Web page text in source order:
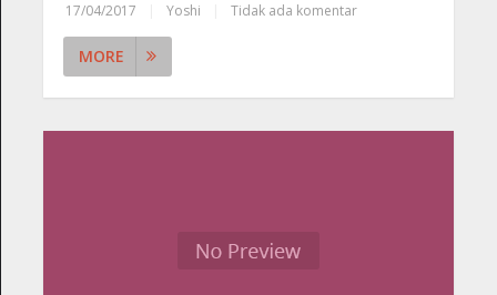
17/04/2017 Yoshi Tidak ada komentar
MORE